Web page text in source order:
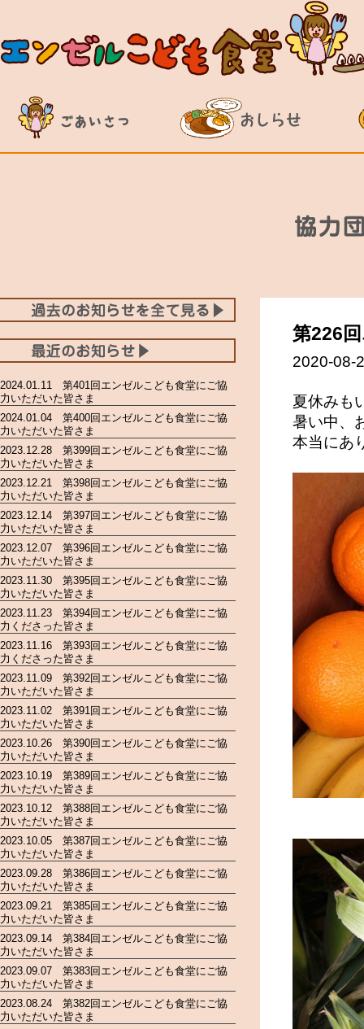
第226
2020-08-
夏休みも
暑い中、
本当にあ
2024.01.11 第401回エンゼルこども食堂にご協
力いただいた皆さま
2024.01.04 第400回エンゼルこども食堂にご協
力いただいた皆さま
2023.12.28 第399回エンゼルこども食堂にご協
力いただいた皆さま
2023.12.21 第398回エンゼルこども食堂にご協
力いただいた皆さま
2023.12.14 第397回エンゼルこども食堂にご協
力いただいた皆さま
2023.12.07 第396回エンゼルこども食堂にご協
力いただいた皆さま
2023.11.30 第395回エンゼルこども食堂にご協
力いただいた皆さま
2023.11.23 第394回エンゼルこども食堂にご協
力くださった皆さま
2023.11.16 第393回エンゼルこども食堂にご協
力くださった皆さま
2023.11.09 第392回エンゼルこども食堂にご協
力いただいた皆さま
2023.11.02 第391回エンゼルこども食堂にご協
力いただいた皆さま
2023.10.26 第390回エンゼルこども食堂にご協
力いただいた皆さま
2023.10.19 第389回エンゼルこども食堂にご協
力いただいた皆さま
2023.10.12 第388回エンゼルこども食堂にご協
力いただいた皆さま
2023.10.05 第387回エンゼルこども食堂にご協
力いただいた皆さま
2023.09.28 第386回エンゼルこども食堂にご協
力いただいた皆さま
2023.09.21 第385回エンゼルこども食堂にご協
力いただいた皆さま
2023.09.14 第384回エンゼルこども食堂にご協
力いただいた皆さま
2023.09.07 第383回エンゼルこども食堂にご協
力いただいた皆さま
2023.08.24 第382回エンゼルこども食堂にご協
力いただいた皆さま